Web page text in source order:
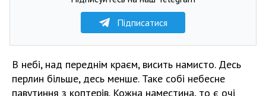
Підписатися
В небі, над переднім краєм, висить намисто. Десь
перлин більше, десь менше. Таке собі небесне
павутиння з коптерів. Кожна наместина, то є очі